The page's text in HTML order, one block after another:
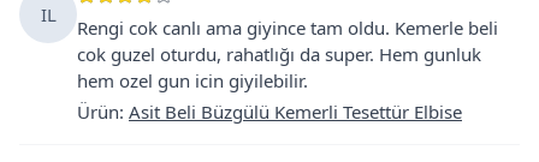
IL
Rengi cok canlı ama giyince tam oldu. Kemerle beli
cok guzel oturdu, rahatlığı da super. Hem gunluk
hem ozel gun icin giyilebilir.
Ürün: Asit Beli Büzgülü Kemerli Tesettür Elbise